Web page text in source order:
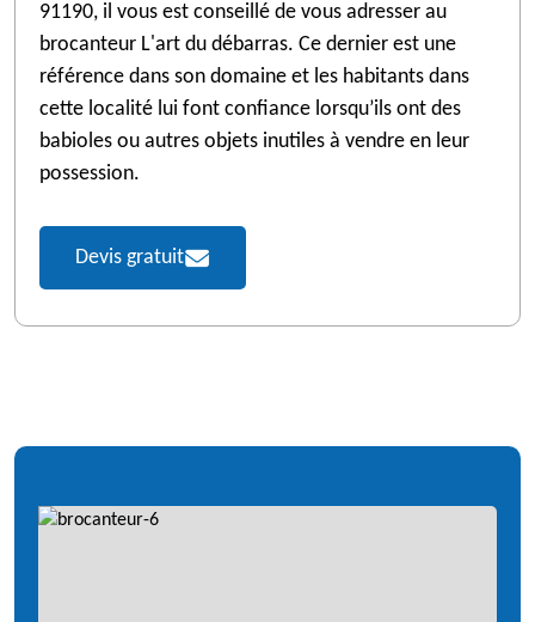
91190, il vous est conseillé de vous adresser au
brocanteur L'art du débarras. Ce dernier est une
référence dans son domaine et les habitants dans
cette localité lui font confiance lorsqu’ils ont des
babioles ou autres objets inutiles à vendre en leur
possession.
Devis gratuit